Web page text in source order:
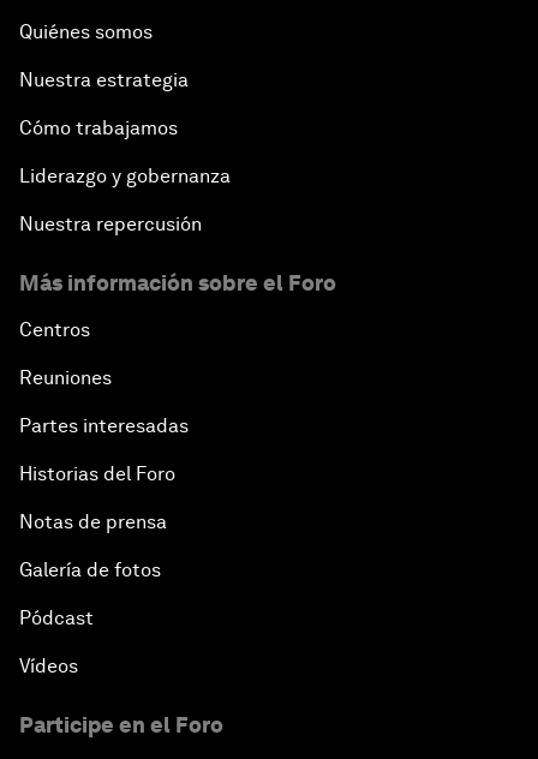
Quiénes somos
Nuestra estrategia
Cómo trabajamos
Liderazgo y gobernanza
Nuestra repercusión
Más información sobre el Foro
Centros
Reuniones
Partes interesadas
Historias del Foro
Notas de prensa
Galería de fotos
Pódcast
Vídeos
Participe en el Foro